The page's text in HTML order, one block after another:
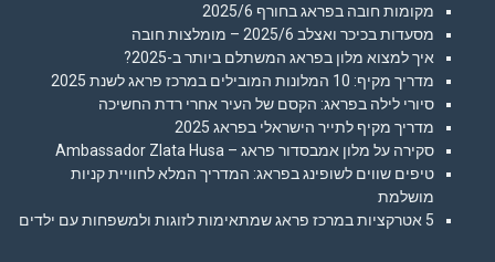
מקומות חובה בפראג בחורף 2025/6
מסעדות בכיכר ואצלב 2025/6 – מומלצות חובה
איך למצוא מלון בפראג המשתלם ביותר ב-2025?
מדריך מקיף: 10 המלונות המובילים במרכז פראג לשנת 2025
סיורי לילה בפראג: הקסם של העיר אחרי רדת החשיכה
מדריך מקיף לתייר הישראלי בפראג 2025
סקירה על מלון אמבסדור פראג – Ambassador Zlata Husa
טיפים שווים לשופינג בפראג: המדריך המלא לחוויית קניות
מושלמת
5 אטרקציות במרכז פראג שמתאימות לזוגות ולמשפחות עם ילדים